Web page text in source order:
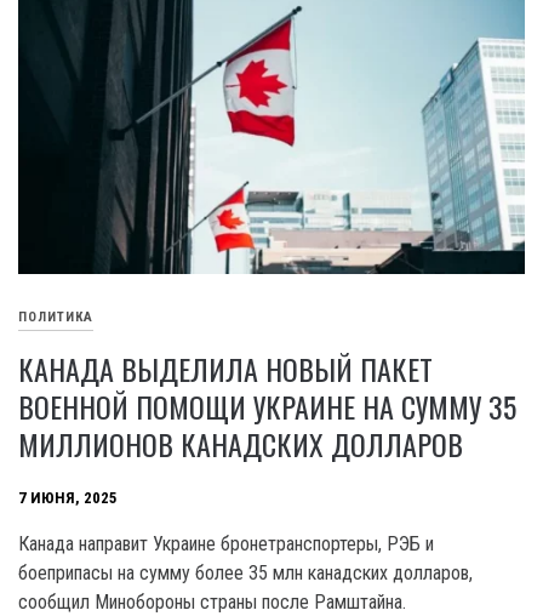
ПОЛИТИКА
КАНАДА ВЫДЕЛИЛА НОВЫЙ ПАКЕТ
ВОЕННОЙ ПОМОЩИ УКРАИНЕ НА СУММУ 35
МИЛЛИОНОВ КАНАДСКИХ ДОЛЛАРОВ
7 ИЮНЯ, 2025
Канада направит Украине бронетранспортеры, РЭБ и
боеприпасы на сумму более 35 млн канадских долларов,
сообщил Минобороны страны после Рамштайна.